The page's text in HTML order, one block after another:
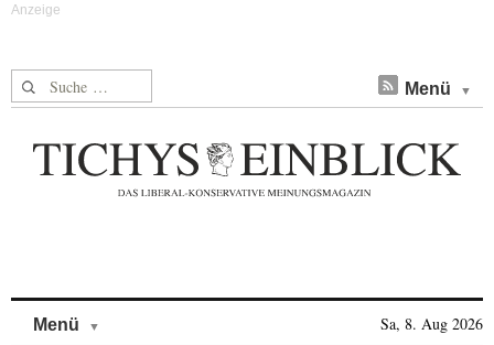
Suche nach: Menü
Menü Sa, 8. Aug 2026